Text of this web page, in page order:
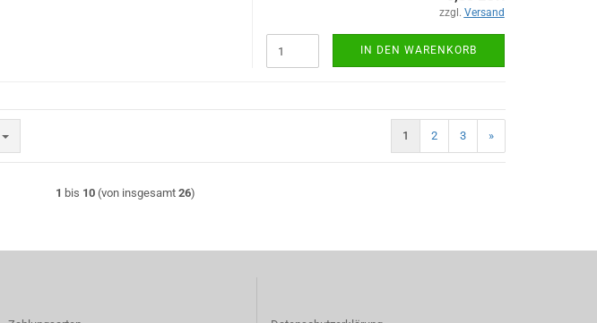
zzgl. Versand
IN DEN WARENKORB
1 2 3 »
1 bis 10 (von insgesamt26)